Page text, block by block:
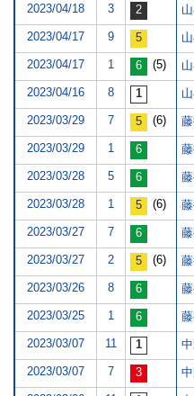
2023/04/18 3
2023/04/17 9
2023/04/17 1 (5)
2023/04/16 8
2023/03/29 7 (6)
2023/03/29 1
2023/03/28 5
2023/03/28 1 (6)
2023/03/27 7
2023/03/27 2 (6)
2023/03/26 8
2023/03/25 1
2023/03/07 11
2023/03/07 7